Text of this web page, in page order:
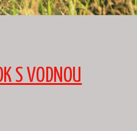
S VODNOU